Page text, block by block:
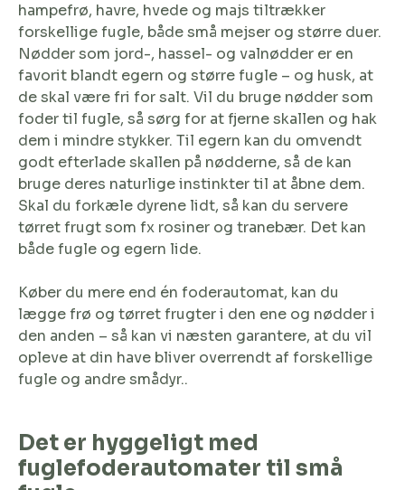
hampefrø, havre, hvede og majs tiltrækker
forskellige fugle, både små mejser og større duer.
Nødder som jord-, hassel- og valnødder er en
favorit blandt egern og større fugle – og husk, at
de skal være fri for salt. Vil du bruge nødder som
foder til fugle, så sørg for at fjerne skallen og hak
dem i mindre stykker. Til egern kan du omvendt
godt efterlade skallen på nødderne, så de kan
bruge deres naturlige instinkter til at åbne dem.
Skal du forkæle dyrene lidt, så kan du servere
tørret frugt som fx rosiner og tranebær. Det kan
både fugle og egern lide.
Køber du mere end én foderautomat, kan du
lægge frø og tørret frugter i den ene og nødder i
den anden – så kan vi næsten garantere, at du vil
opleve at din have bliver overrendt af forskellige
fugle og andre smådyr..
Det er hyggeligt med
fuglefoderautomater til små